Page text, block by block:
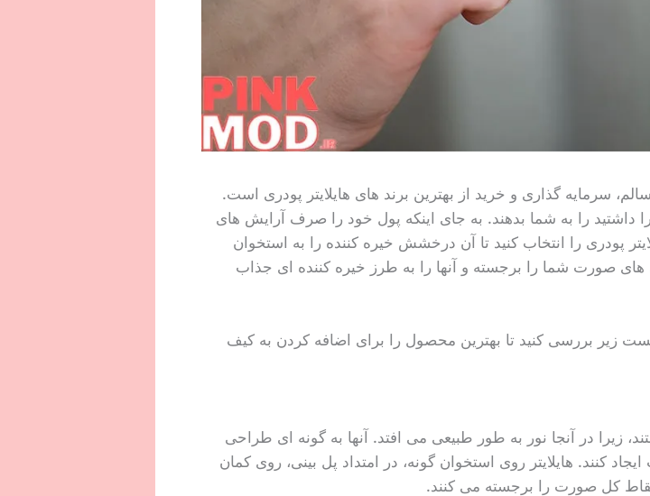
سرمایه گذاری و خرید از بهترین برند های هایلایتر پودری است.
داشتید را به شما بدهند. به جای اینکه پول خود را صرف آرایش های
پودری را انتخاب کنید تا آن درخشش خیره کننده را به استخوان
های صورت شما را برجسته و آنها را به طرز خیره کننده ای جذاب
زیر بررسی کنید تا بهترین محصول را برای اضافه کردن به کیف
زیرا در آنجا نور به طور طبیعی می افتد. آنها به گونه ای طراحی
کنند. هایلایتر روی استخوان گونه، در امتداد پل بینی، روی کمان
کل صورت را برجسته می کنند.